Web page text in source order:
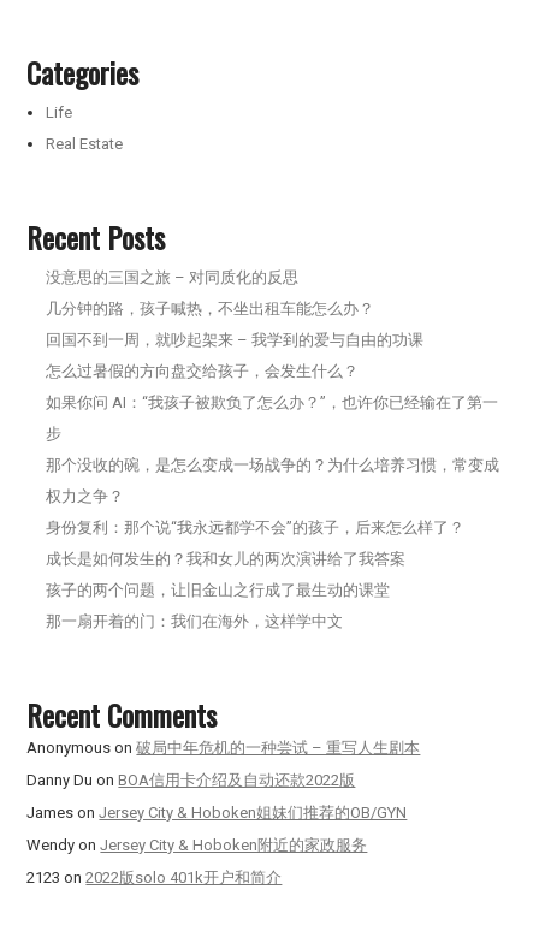
Categories
Life
Real Estate
Recent Posts
没意思的三国之旅 – 对同质化的反思
几分钟的路，孩子喊热，不坐出租车能怎么办？
回国不到一周，就吵起架来 – 我学到的爱与自由的功课
怎么过暑假的方向盘交给孩子，会发生什么？
如果你问 AI：“我孩子被欺负了怎么办？”，也许你已经输在了第一
步
那个没收的碗，是怎么变成一场战争的？为什么培养习惯，常变成
权力之争？
身份复利：那个说“我永远都学不会”的孩子，后来怎么样了？
成长是如何发生的？我和女儿的两次演讲给了我答案
孩子的两个问题，让旧金山之行成了最生动的课堂
那一扇开着的门：我们在海外，这样学中文
Recent Comments
Anonymous on破局中年危机的一种尝试 – 重写人生剧本
Danny Du onBOA信用卡介绍及自动还款2022版
James onJersey City & Hoboken姐妹们推荐的OB/GYN
Wendy onJersey City & Hoboken附近的家政服务
2123 on2022版solo 401k开户和简介